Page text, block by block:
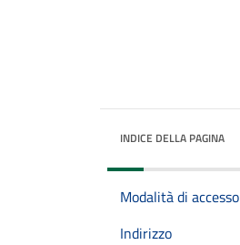
INDICE DELLA PAGINA
Modalità di accesso
Indirizzo